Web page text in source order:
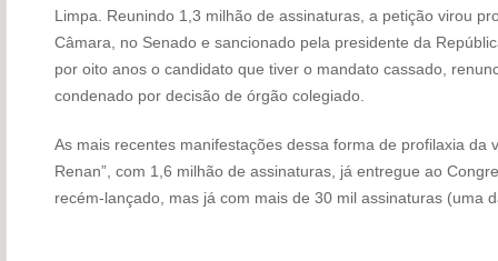
Limpa. Reunindo 1,3 milhão de assinaturas, a petição virou
Câmara, no Senado e sancionado pela presidente da
por oito anos o candidato que tiver o mandato cassado,
condenado por decisão de órgão colegiado.
As mais recentes manifestações dessa forma de profilaxia da
Renan”, com 1,6 milhão de assinaturas, já entregue ao
recém-lançado, mas já com mais de 30 mil assinaturas (uma